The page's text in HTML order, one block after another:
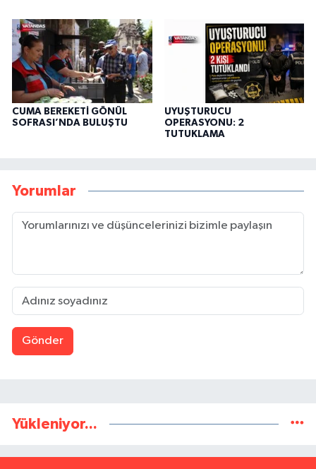
CUMA BEREKETİ GÖNÜL
SOFRASI’NDA BULUŞTU
UYUŞTURUCU
OPERASYONU: 2
TUTUKLAMA
Yorumlar
Gönder
Yükleniyor...